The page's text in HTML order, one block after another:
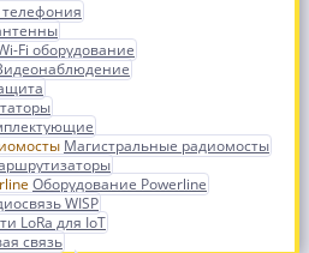
телефония
Fi оборудование
Магистральные радиомосты
Оборудование Powerline
WISP
LoRa для IoT
связь